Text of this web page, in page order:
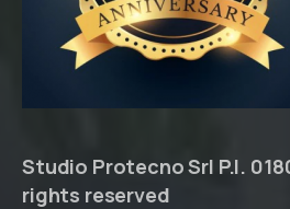
Studio Protecno Srl P.I.
rights reserved